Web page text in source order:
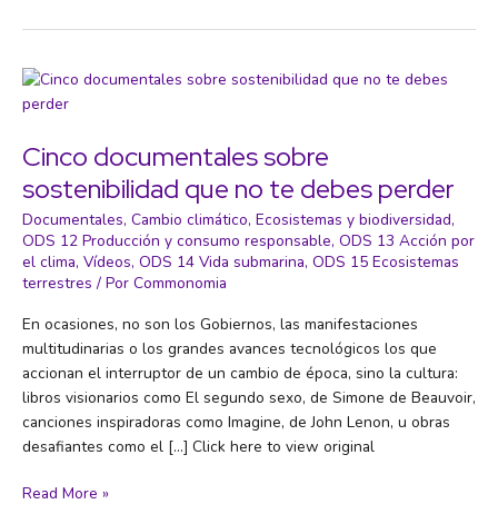
la
cultura,
por
Antonio
Monegal
Cinco documentales sobre
sostenibilidad que no te debes perder
Documentales, Cambio climático, Ecosistemas y biodiversidad,
ODS 12 Producción y consumo responsable, ODS 13 Acción por
el clima, Vídeos, ODS 14 Vida submarina, ODS 15 Ecosistemas
terrestres / Por Commonomia
En ocasiones, no son los Gobiernos, las manifestaciones
multitudinarias o los grandes avances tecnológicos los que
accionan el interruptor de un cambio de época, sino la cultura:
libros visionarios como El segundo sexo, de Simone de Beauvoir,
canciones inspiradoras como Imagine, de John Lenon, u obras
desafiantes como el […] Click here to view original
Cinco
Read More »